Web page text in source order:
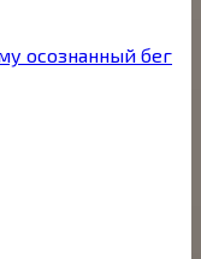
осознанный бег